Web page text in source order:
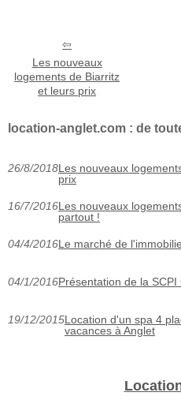
Les nouveaux
logements de Biarritz
et leurs prix
location-anglet.com : de
26/8/2018Les nouveaux
prix
16/7/2016Les nouveaux
partout !
04/4/2016Le marché de
04/1/2016Présentation de la
19/12/2015Location d'un spa 4
vacances à Anglet